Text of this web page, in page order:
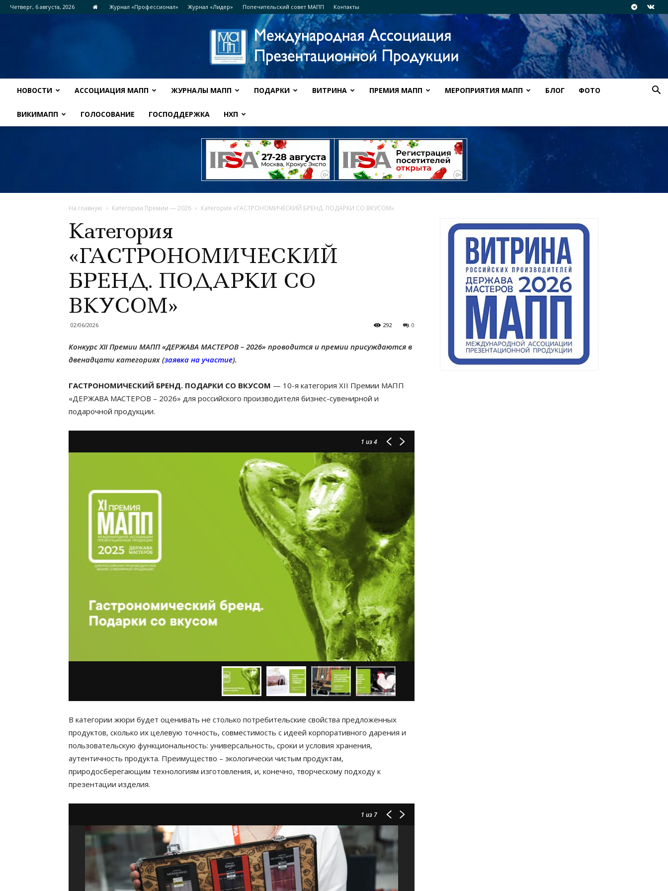
Четверг, 6 августа, 2026 Журнал «Профессионал» Журнал «Лидер» Попечительский совет МАПП Контакты
НОВОСТИ АССОЦИАЦИЯ МАПП ЖУРНАЛЫ МАПП ПОДАРКИ ВИТРИНА ПРЕМИЯ МАПП МЕРОПРИЯТИЯ МАПП БЛОГ ФОТО
ВИКИМАПП ГОЛОСОВАНИЕ ГОСПОДДЕРЖКА НХП
На главную Категории Премии — 2026 Категория «ГАСТРОНОМИЧЕСКИЙ БРЕНД. ПОДАРКИ СО ВКУСОМ»
Категория
«ГАСТРОНОМИЧЕСКИЙ
БРЕНД. ПОДАРКИ СО
ВКУСОМ»
02/06/2026 0
292
Конкурс XII Премии МАПП «ДЕРЖАВА МАСТЕРОВ – 2026» проводится и премии присуждаются в
двенадцати категориях (заявка на участие).
ГАСТРОНОМИЧЕСКИЙ БРЕНД. ПОДАРКИ СО ВКУСОМ — 10-я категория XII Премии МАПП
«ДЕРЖАВА МАСТЕРОВ – 2026» для российского производителя бизнес-сувенирной и
подарочной продукции.
1 из 4
В категории жюри будет оценивать не столько потребительские свойства предложенных
продуктов, сколько их целевую точность, совместимость с идеей корпоративного дарения и
пользовательскую функциональность: универсальность, сроки и условия хранения,
аутентичность продукта. Преимущество – экологически чистым продуктам,
природосберегающим технологиям изготовления, и, конечно, творческому подходу к
презентации изделия.
1 из 7